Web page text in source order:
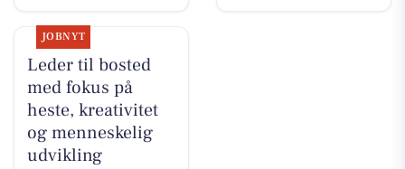
JOBNYT
Leder til bosted
med fokus på
heste, kreativitet
og menneskelig
udvikling